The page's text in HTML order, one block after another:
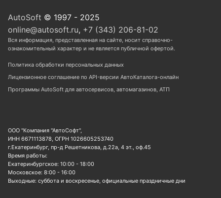
AutoSoft © 1997 - 2025
online@autosoft.ru, +7 (343) 206-81-02
Вся информация, представленная на сайте, носит справочно-
ознакомительный характер и не является публичной офертой.
Политика обработки персональных данных
Лицензионное соглашение по API-версии АвтоКаталога-онлайн
Программы AutoSoft для автосервисов, автомагазинов, АТП
ООО "Компания "АвтоСофт",
ИНН 6671113878, ОГРН 1026605253740
г.Екатеринбург, пр-д Решетникова, д.22а, 4 эт., оф.45
Время работы:
Екатеринбургское: 10:00 - 18:00
Московское: 8:00 - 16:00
Выходные: суббота и воскресенье, официальные праздничные дни